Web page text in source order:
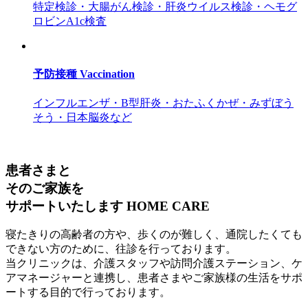
特定検診・大腸がん検診・肝炎ウイルス検診・ヘモグ
ロビンA1c検査
予防接種 Vaccination
インフルエンザ・B型肝炎・おたふくかぜ・みずぼう
そう・日本脳炎など
患者さまと
そのご家族を
サポートいたします HOME CARE
寝たきりの高齢者の方や、歩くのが難しく、通院したくても
できない方のために、往診を行っております。
当クリニックは、介護スタッフや訪問介護ステーション、ケ
アマネージャーと連携し、患者さまやご家族様の生活をサポ
ートする目的で行っております。